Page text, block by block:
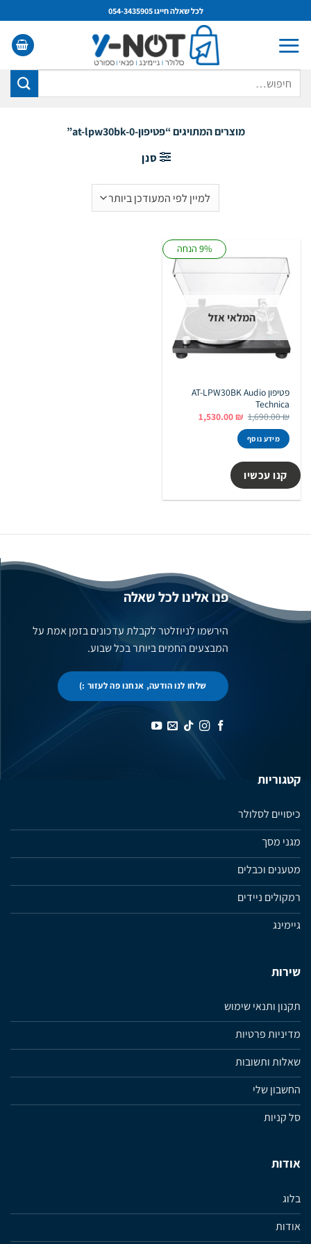
to
content
לכל שאלה חייגו 054-3435905
מוצרים המתויגים “פטיפון-at-lpw30bk-0”
סנן
9% הנחה
המלאי אזל
פטיפון AT-LPW30BK Audio
Technica
1,690.00₪ המחיר
היה:
1,690.00 ₪.
1,530.00₪ המחיר
מידע נוסף
קנו עכשיו
פנו אלינו לכל שאלה
הירשמו לניוזלטר לקבלת עדכונים בזמן אמת על
המבצעים החמים ביותר בכל שבוע.
שלחו לנו הודעה, אנחנו פה לעזור :)
קטגוריות
כיסויים לסלולר
מגני מסך
מטענים וכבלים
רמקולים ניידים
גיימינג
שירות
תקנון ותנאי שימוש
מדיניות פרטיות
שאלות ותשובות
החשבון שלי
סל קניות
אודות
בלוג
אודות